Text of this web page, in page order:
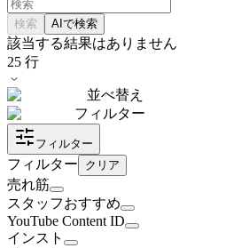
検索 AIで検索
該当する結果はありません
25 行
並べ替え
フィルター
フィルター
フィルター クリア
売れ筋
スタッフおすすめ
YouTube Content ID
インスト